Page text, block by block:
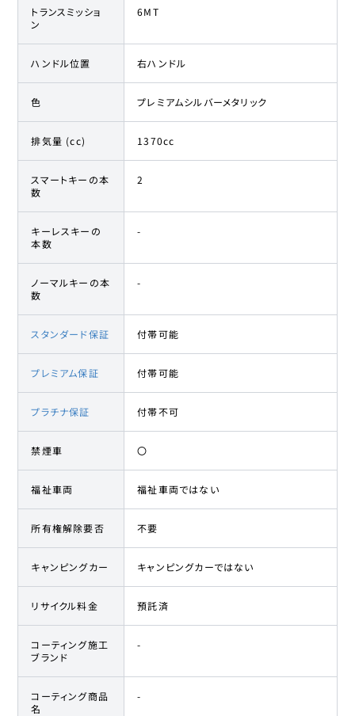
トランスミッショ
ン
6MT
ハンドル位置 右ハンドル
色 プレミアムシルバーメタリック
排気量 (cc) 1370cc
スマートキーの本
数
2
キーレスキーの
本数
-
ノーマルキーの本
数
-
スタンダード保証 付帯可能
プレミアム保証 付帯可能
プラチナ保証 付帯不可
禁煙車 〇
福祉車両 福祉車両ではない
所有権解除要否 不要
キャンピングカー キャンピングカーではない
リサイクル料金 預託済
コーティング施工
ブランド
-
コーティング商品
名
-